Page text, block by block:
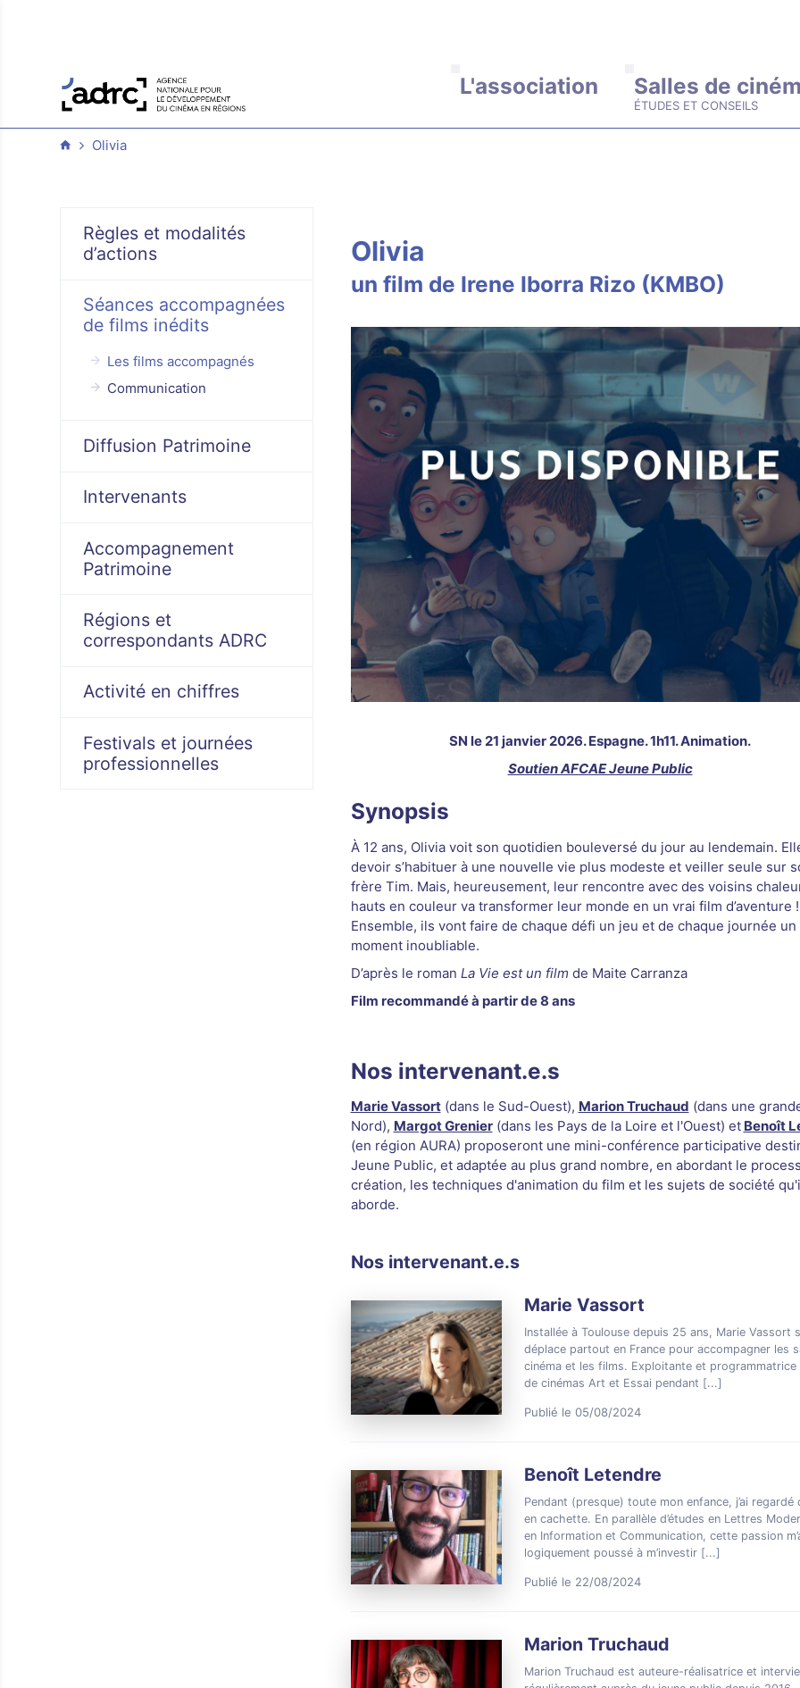
L'association Salles de
Olivia
Règles et modalités
d’actions
Séances accompagnées
de films inédits
Les films accompagnés
Communication
Diffusion Patrimoine
Intervenants
Accompagnement
Patrimoine
Régions et
correspondants ADRC
Activité en chiffres
Festivals et journées
professionnelles
Olivia
un film de Irene Iborra Rizo (KMBO)
SN le 21 janvier 2026. Espagne. 1h11. Animation.
Soutien AFCAE Jeune Public
Synopsis
À 12 ans, Olivia voit son quotidien bouleversé du jour au lendemain.
devoir s’habituer à une nouvelle vie plus modeste et veiller seule sur
frère Tim. Mais, heureusement, leur rencontre avec des voisins
hauts en couleur va transformer leur monde en un vrai film d’aventure !
Ensemble, ils vont faire de chaque défi un jeu et de chaque journée un
moment inoubliable.
D’après le roman La Vie est un film de Maite Carranza
Film recommandé à partir de 8 ans
Nos intervenant.e.s
Marie Vassort(dans le Sud-Ouest), Marion Truchaud (dans une
Nord), Margot Grenier(dans les Pays de la Loire et l'Ouest) et Benoît
(en région AURA) proposeront une mini-conférence participative
Jeune Public, et adaptée au plus grand nombre, en abordant le
création, les techniques d'animation du film et les sujets de société
aborde.
Nos intervenant.e.s
Marie Vassort
Installée à Toulouse depuis 25 ans, Marie Vassort
déplace partout en France pour accompagner les
cinéma et les films. Exploitante et programmatrice
de cinémas Art et Essai pendant [...]
Publié le 05/08/2024
Benoît Letendre
Pendant (presque) toute mon enfance, j’ai regardé
en cachette. En parallèle d’études en Lettres
en Information et Communication, cette passion
logiquement poussé à m’investir [...]
Publié le 22/08/2024
Marion Truchaud
Marion Truchaud est auteure-réalisatrice et